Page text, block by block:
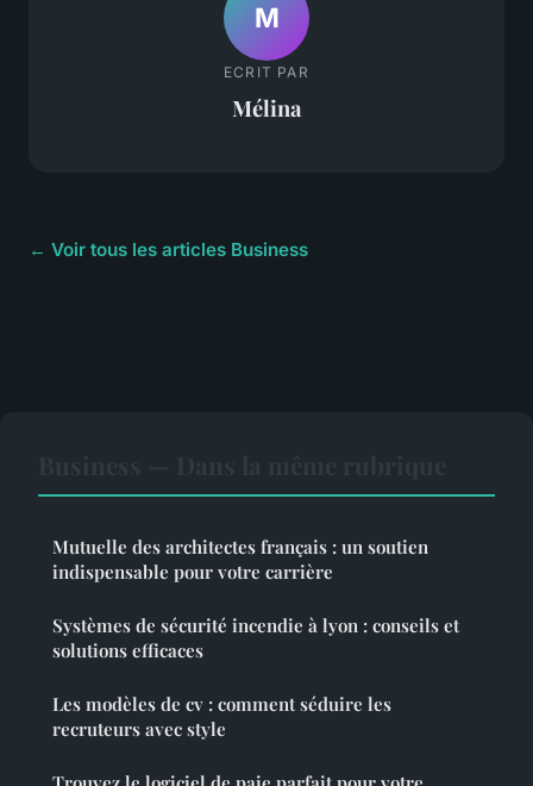
M
ECRIT PAR
Mélina
← Voir tous les articles Business
Mutuelle des architectes français : un soutien
indispensable pour votre carrière
Systèmes de sécurité incendie à lyon : conseils et
solutions efficaces
Les modèles de cv : comment séduire les
recruteurs avec style